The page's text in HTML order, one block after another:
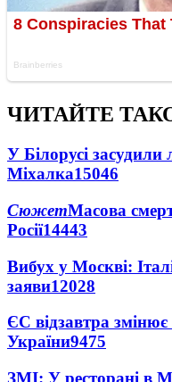
ЧИТАЙТЕ
У Білорусі засудили
Міхалка15046
СюжетМасова
Росії14443
Вибух у Москві:
заяви12028
ЄС відзавтра змінює
України9475
ЗМІ: У ресторані в